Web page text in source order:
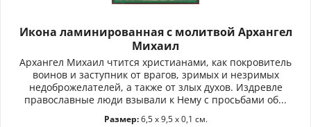
Икона ламинированная с молитвой Архангел
Михаил
Архангел Михаил чтится христианами, как покровитель
воинов и заступник от врагов, зримых и незримых
недоброжелателей, а также от злых духов. Издревле
православные люди взывали к Нему с просьбами об...
Размер:6,5 x 9,5 x 0,1 см.